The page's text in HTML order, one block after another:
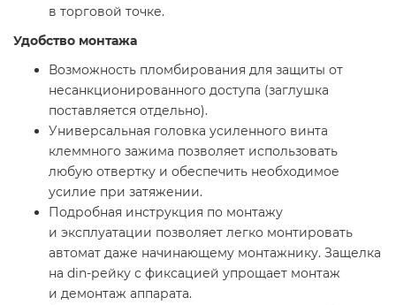
в торговой точке.
Удобство монтажа
Возможность пломбирования для защиты от
несанкционированного доступа (заглушка
поставляется отдельно).
Универсальная головка усиленного винта
клеммного зажима позволяет использовать
любую отвертку и обеспечить необходимое
усилие при затяжении.
Подробная инструкция по монтажу
и эксплуатации позволяет легко монтировать
автомат даже начинающему монтажнику. Защелка
на din-рейку с фиксацией упрощает монтаж
и демонтаж аппарата.